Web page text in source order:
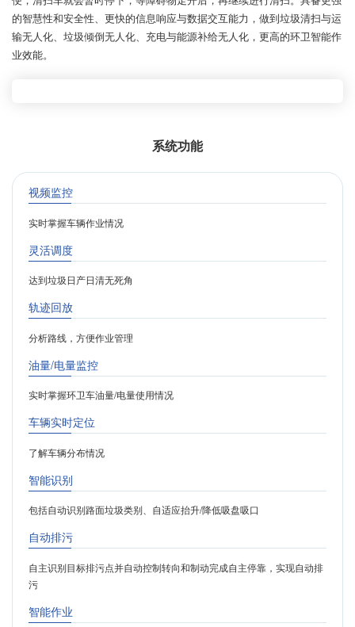
的智慧性和安全性、更快的信息响应与数据交互能力，做到垃圾清扫与运
输无人化、垃圾倾倒无人化、充电与能源补给无人化，更高的环卫智能作
业效能。
系统功能
视频监控
实时掌握车辆作业情况
灵活调度
达到垃圾日产日清无死角
轨迹回放
分析路线，方便作业管理
油量/电量监控
实时掌握环卫车油量/电量使用情况
车辆实时定位
了解车辆分布情况
智能识别
包括自动识别路面垃圾类别、自适应抬升/降低吸盘吸口
自动排污
自主识别目标排污点并自动控制转向和制动完成自主停靠，实现自动排
污
智能作业